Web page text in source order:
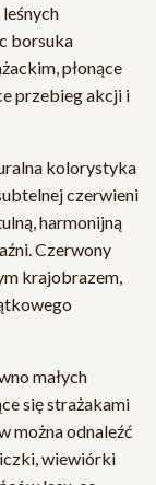
borsuka
płonące
przebieg akcji i
kolorystyka
czerwieni
harmonijną
Czerwony
krajobrazem,
małych
się strażakami
można odnaleźć
wiewiórki